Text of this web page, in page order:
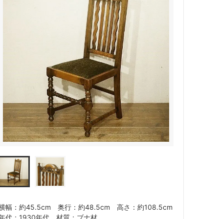
幅：約45.5cm 奥行：約48.5cm 高さ：約108.5cm
代：1930年代 材質：ブナ材